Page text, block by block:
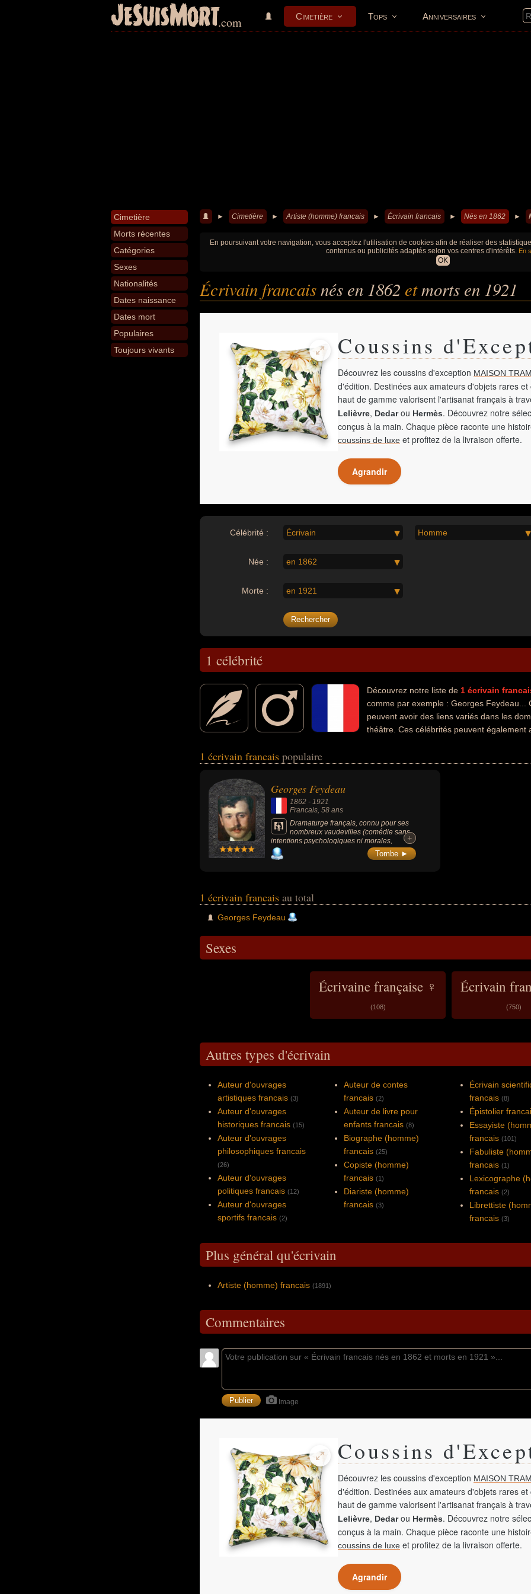
JeSuisMort.com Cimetière Tops Anniversaires
Cimetière
Morts récentes
Catégories
Sexes
Nationalités
Dates naissance
Dates mort
Populaires
Toujours vivants
► Cimetière ► Artiste (homme) francais ► Écrivain francais ► Nés en 1862 ►
En poursuivant votre navigation, vous acceptez l'utilisation de cookies afin de réaliser des
contenus ou publicités adaptés selon vos centres d'intérêts. En
OK
Écrivain francaisnés en 1862 etmorts en 1921
Coussins
Découvrez les coussins d'exception MAISON
d'édition. Destinées aux amateurs d'objets rares
haut de gamme valorisent l'artisanat français à
Lelièvre, Dedarou Hermès. Découvrez notre
conçus à la main. Chaque pièce raconte une
coussins de luxe et profitez de la livraison offerte.
Agrandir
Célébrité : Écrivain Homme
Née : en 1862
Morte : en 1921
1 célébrité
Découvrez notre liste de 1 écrivain
comme par exemple : Georges Feydeau...
peuvent avoir des liens variés dans les
théâtre. Ces célébrités peuvent également
1 écrivain francais populaire
Georges Feydeau
1862 - 1921
Francais, 58 ans
Dramaturge français, connu pour ses
nombreux vaudevilles (comédie sans
intentions psychologiques ni morales,
fondée sur un comique de situations). Ses
pièces de théâtre célèbres sont « Le Dindon
+
+
Tombe ►
1 écrivain francais au total
Georges Feydeau
Sexes
Écrivaine française ♀
(108)
Écrivain
(750)
Autres types d'écrivain
Auteur d'ouvrages
artistiques francais (3)
Auteur d'ouvrages
historiques francais (15)
Auteur d'ouvrages
philosophiques francais
(26)
Auteur d'ouvrages
politiques francais (12)
Auteur d'ouvrages
sportifs francais (2)
Auteur de contes
francais (2)
Auteur de livre pour
enfants francais (8)
Biographe (homme)
francais (25)
Copiste (homme)
francais (1)
Diariste (homme)
francais (3)
Écrivain
francais (8)
Épistolier
Essayiste
francais (101)
Fabuliste
francais (1)
Lexicographe
francais (2)
Librettiste
francais (3)
Plus général qu'écrivain
Artiste (homme) francais (1891)
Commentaires
Image
Coussins
Découvrez les coussins d'exception MAISON
d'édition. Destinées aux amateurs d'objets rares
haut de gamme valorisent l'artisanat français à
Lelièvre, Dedarou Hermès. Découvrez notre
conçus à la main. Chaque pièce raconte une
coussins de luxe et profitez de la livraison offerte.
Agrandir